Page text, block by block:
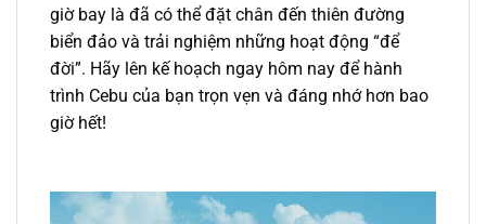
giờ bay là đã có thể đặt chân đến thiên đường
biển đảo và trải nghiệm những hoạt động “để
đời”. Hãy lên kế hoạch ngay hôm nay để hành
trình Cebu của bạn trọn vẹn và đáng nhớ hơn bao
giờ hết!